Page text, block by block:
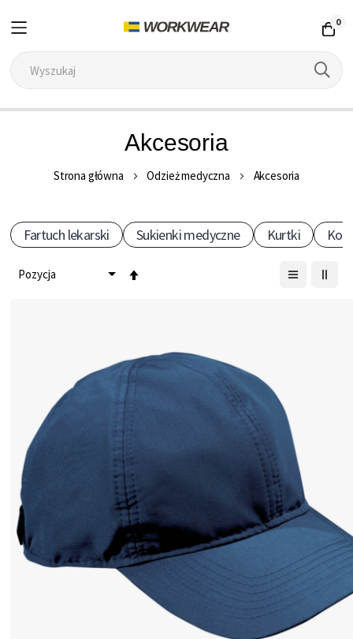
0
Akcesoria
Strona główna Odzież medyczna Akcesoria
Fartuch lekarski Sukienki medyczne Kurtki